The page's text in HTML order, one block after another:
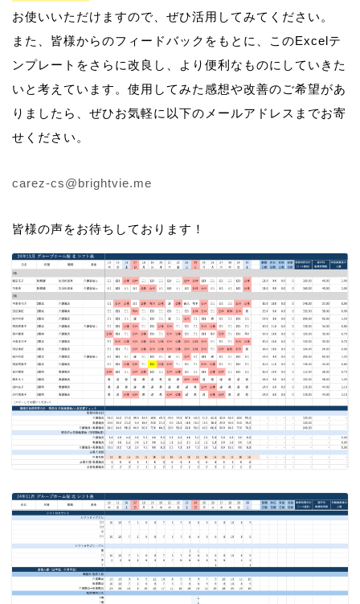
お使いいただけますので、ぜひ活用してみてください。
また、皆様からのフィードバックをもとに、このExcelテ
ンプレートをさらに改良し、より便利なものにしていきた
いと考えています。使用してみた感想や改善のご希望があ
りましたら、ぜひお気軽に以下のメールアドレスまでお寄
せください。
carez-cs@brightvie.me
皆様の声をお待ちしております！